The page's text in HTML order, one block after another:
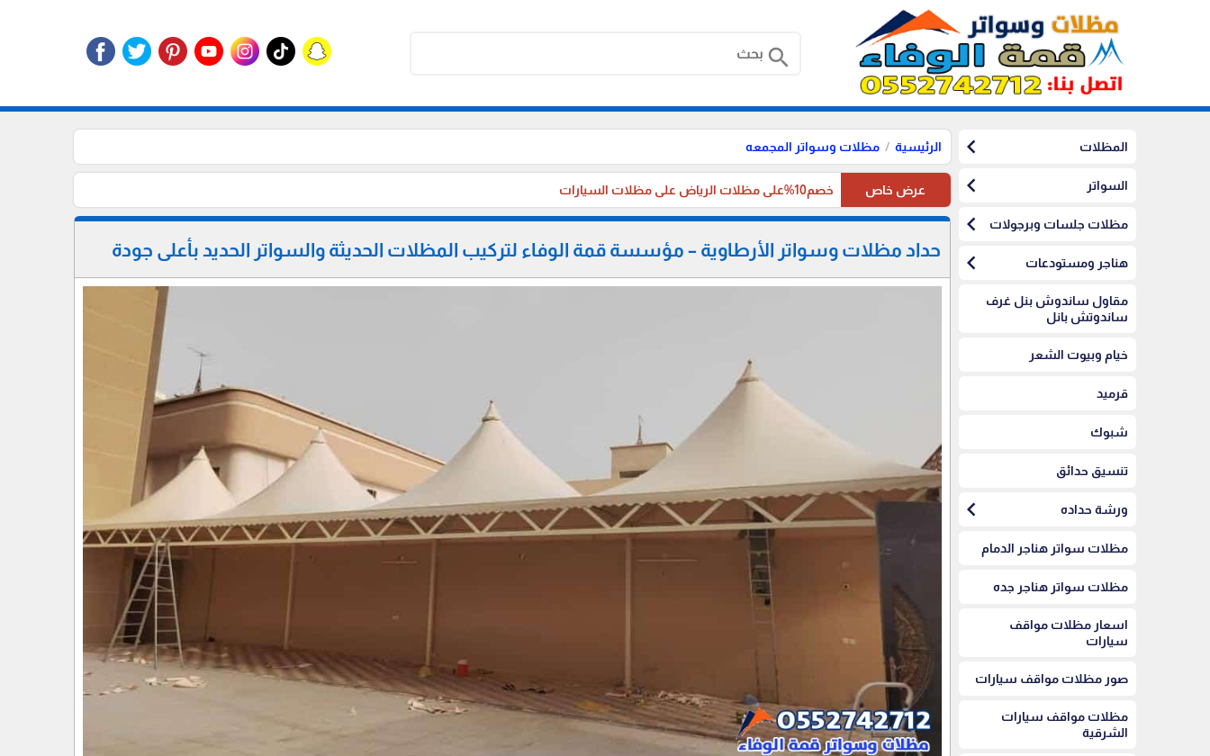
search
المظلات chevron_left
السواتر chevron_left
مظلات جلسات وبرجولات chevron_left
هناجر ومستودعات chevron_left
مقاول ساندوش بنل غرف
ساندوتش بانل
خيام وبيوت الشعر
قرميد
شبوك
تنسيق حدائق
ورشة حداده chevron_left
مظلات سواتر هناجر الدمام
مظلات سواتر هناجر جده
اسعار مظلات مواقف
سيارات
صور مظلات مواقف سيارات
مظلات مواقف سيارات
الشرقية
الرئيسية مظلات وسواتر المجمعه
عرض خاص خصم10%على مظلات الرياض على مظلات السيارات
حداد مظلات وسواتر الأرطاوية – مؤسسة قمة الوفاء لتركيب المظلات الحديثة والسواتر الحديد بأعلى جودة